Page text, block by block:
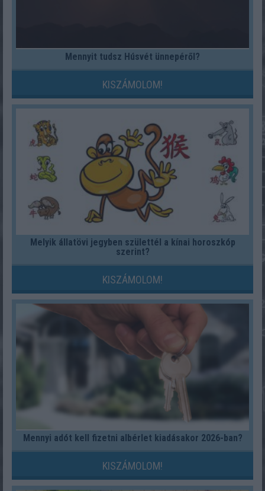
Mennyit tudsz Húsvét ünnepéről?
KISZÁMOLOM!
Melyik állatövi jegyben születtél a kínai horoszkóp
szerint?
KISZÁMOLOM!
Mennyi adót kell fizetni albérlet kiadásakor 2026-ban?
KISZÁMOLOM!